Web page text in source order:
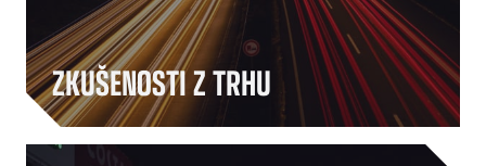
celém kontinentu.
ZKUŠENOSTI Z TRHU